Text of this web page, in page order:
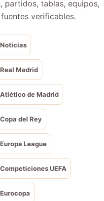
partidos, tablas, equipos,
verificables.
Noticias
Real Madrid
Atlético de Madrid
Copa del Rey
Europa League
Competiciones UEFA
Eurocopa